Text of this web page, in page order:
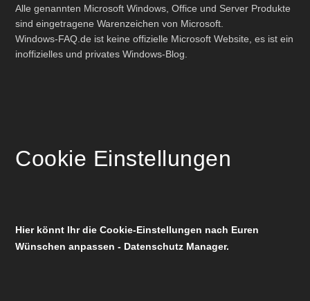
Alle genannten Microsoft Windows, Office und Server Produkte
sind eingetragene Warenzeichen von Microsoft.
Windows-FAQ.de ist keine offizielle Microsoft Website, es ist ein
inoffizielles und privates Windows-Blog.
Cookie Einstellungen
Hier könnt Ihr die Cookie-Einstellungen nach Euren
Wünschen anpassen - Datenschutz Manager.